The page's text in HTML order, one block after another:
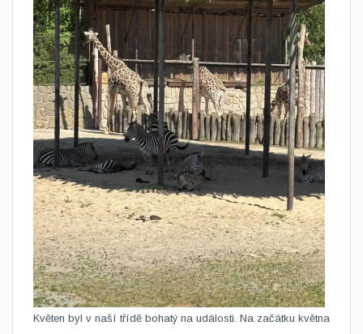
​Květen byl v naší třídě bohatý na události. Na začátku května